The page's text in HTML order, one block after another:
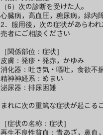
（6）次の診断を受けた人。
心臓病，高血圧，糖尿病，緑内
2．服用後，次の症状があらわ
売者にご相談ください
［関係部位：症状］
皮膚：発疹・発赤，かゆみ
消化器：吐き気・嘔吐，食欲不
精神神経系：めまい
泌尿器：排尿困難
まれに次の重篤な症状が起こる
［症状の名称：症状］
再生不良性貧血：青あざ，鼻血